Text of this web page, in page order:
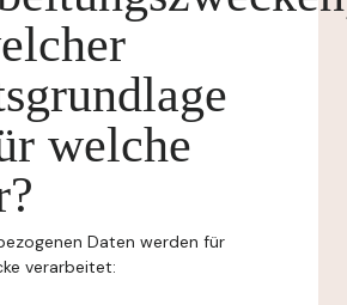
welche
Daten werden für
verarbeitet: